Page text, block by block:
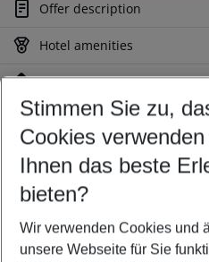
Offer description
Hotel amenities
Location
Customize your offer
Find the perfect deal which
Your departure airport
Any airport
Select your date range
10/08/26–08/08/27 5-
Stimmen Sie zu,
Cookies
Ihnen das beste
bieten?
Wir verwenden Cookies und
unsere Webseite für Sie